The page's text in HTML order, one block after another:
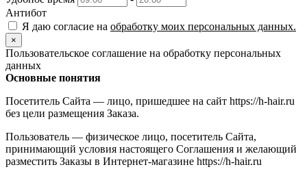
Антибот
Я даю согласие на обработку моих персональных данных.
×
Пользовательское соглашение на обработку персональных
данных
Основные понятия
Посетитель Сайта — лицо, пришедшее на сайт https://h-hair.ru
без цели размещения Заказа.
Пользователь — физическое лицо, посетитель Сайта,
принимающий условия настоящего Соглашения и желающий
разместить Заказы в Интернет-магазине https://h-hair.ru